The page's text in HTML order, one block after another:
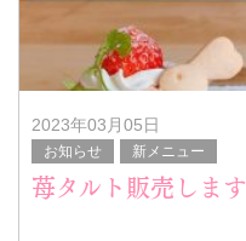
2023年03月05日
お知らせ 新メニュー
苺タルト販売します